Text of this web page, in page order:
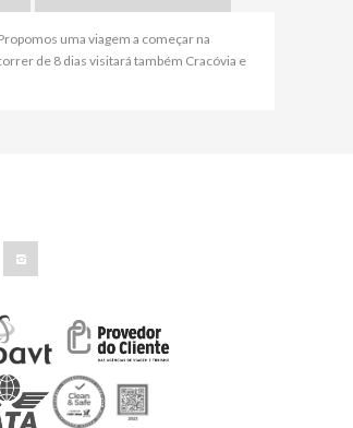
uma viagem a começar na
de 8 dias visitará também Cracóvia e